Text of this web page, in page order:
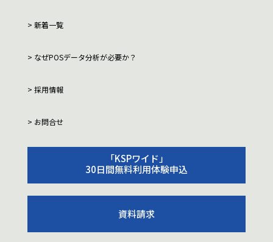
新着一覧
なぜPOSデータ分析が必要か？
採用情報
お問合せ
「KSPワイド」
30日間無料利用体験申込
資料請求